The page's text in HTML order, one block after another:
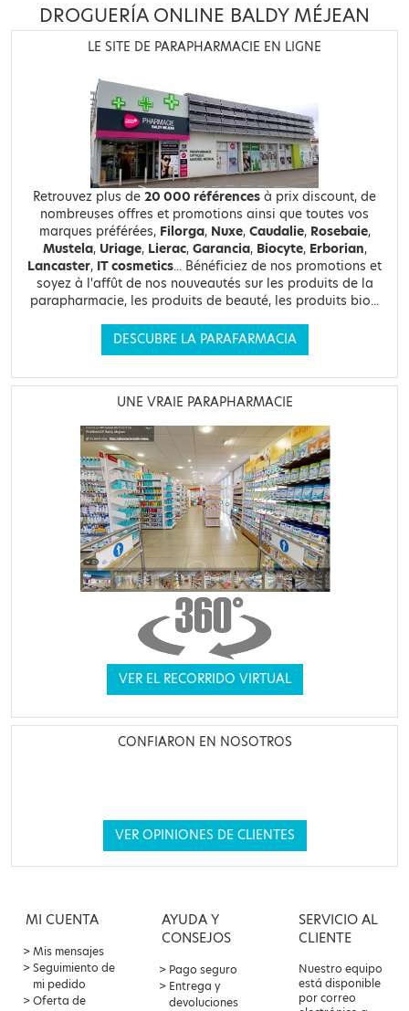
DROGUERÍA ONLINE BALDY MÉJEAN
LE SITE DE PARAPHARMACIE EN LIGNE
Retrouvez plus de 20 000 références à prix discount, de
nombreuses offres et promotions ainsi que toutes vos
marques préférées, Filorga, Nuxe, Caudalie, Rosebaie,
Mustela, Uriage, Lierac, Garancia, Biocyte, Erborian,
Lancaster, IT cosmetics... Bénéficiez de nos promotions et
soyez à l'affût de nos nouveautés sur les produits de la
parapharmacie, les produits de beauté, les produits bio...
DESCUBRE LA PARAFARMACIA
UNE VRAIE PARAPHARMACIE
VER EL RECORRIDO VIRTUAL
CONFIARON EN NOSOTROS
VER OPINIONES DE CLIENTES
MI CUENTA
Mis mensajes
Seguimiento de
mi pedido
Oferta de
AYUDA Y
CONSEJOS
Pago seguro
Entrega y
devoluciones
SERVICIO AL
CLIENTE
Nuestro equipo
está disponible
por correo